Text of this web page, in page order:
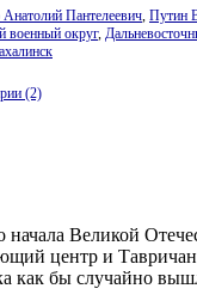
Анатолий Пантелеевич, Путин
военный округ,
(2)
начала Великой
центр и
как бы случайно